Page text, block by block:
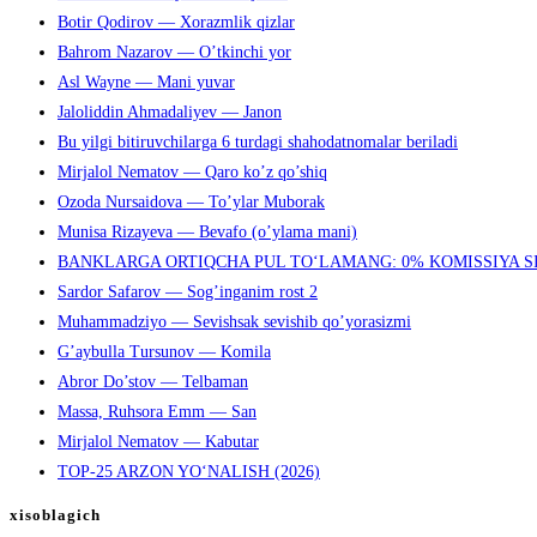
Botir Qodirov — Xorazmlik qizlar
Bahrom Nazarov — O’tkinchi yor
Asl Wayne — Mani yuvar
Jaloliddin Ahmadaliyev — Janon
Bu yilgi bitiruvchilarga 6 turdagi shahodatnomalar beriladi
Mirjalol Nematov — Qaro ko’z qo’shiq
Ozoda Nursaidova — To’ylar Muborak
Munisa Rizayeva — Bevafo (o’ylama mani)
BANKLARGA ORTIQCHA PUL TO‘LAMANG: 0% KOMISSIYA
Sardor Safarov — Sog’inganim rost 2
Muhammadziyo — Sevishsak sevishib qo’yorasizmi
G’aybulla Tursunov — Komila
Abror Do’stov — Telbaman
Massa, Ruhsora Emm — San
Mirjalol Nematov — Kabutar
TOP-25 ARZON YO‘NALISH (2026)
xisoblagich